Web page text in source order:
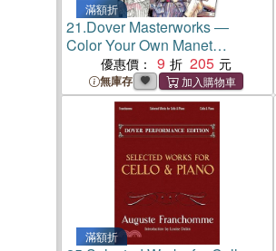
滿額折
21.Dover Masterworks ―
Color Your Own Manet
Paintings
優惠價： 9 205
無庫存
滿額折